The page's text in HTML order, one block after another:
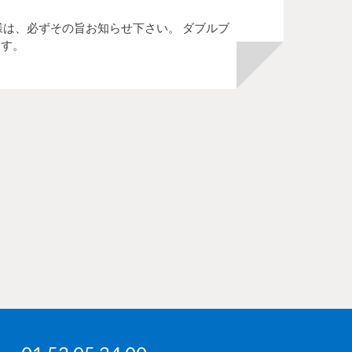
、必ずその旨お知らせ下さい。 ダブルブ
。